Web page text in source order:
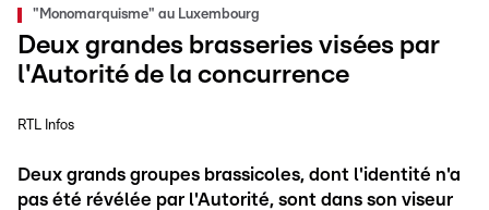
"Monomarquisme" au Luxembourg
Deux grandes brasseries visées par
l'Autorité de la concurrence
RTL Infos
Deux grands groupes brassicoles, dont l'identité n'a
pas été révélée par l'Autorité, sont dans son viseur